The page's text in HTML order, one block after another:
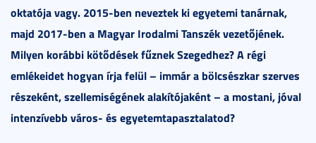
oktatója vagy. 2015-ben neveztek ki egyetemi tanárnak,
majd 2017-ben a Magyar Irodalmi Tanszék vezetőjének.
Milyen korábbi kötődések fűznek Szegedhez? A régi
emlékeidet hogyan írja felül – immár a bölcsészkar szerves
részeként, szellemiségének alakítójaként – a mostani, jóval
intenzívebb város- és egyetemtapasztalatod?